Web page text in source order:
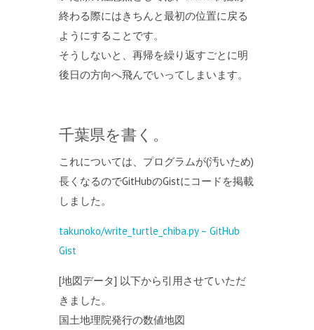
終わる際にはきちんと最初の位置に戻る
ようにすることです。
そうしないと、再帰を繰り返すごとに明
後日の方向へ飛んでいってしまいます。
千葉県を書く。
これについては、プログラムが(汚いため)
長くなるのでGitHubのGistにコードを掲載
しました。
takunoko/write_turtle_chiba.py – GitHub
Gist
[地図データ] 以下から引用させていただ
きました。
国土地理院発行の数値地図